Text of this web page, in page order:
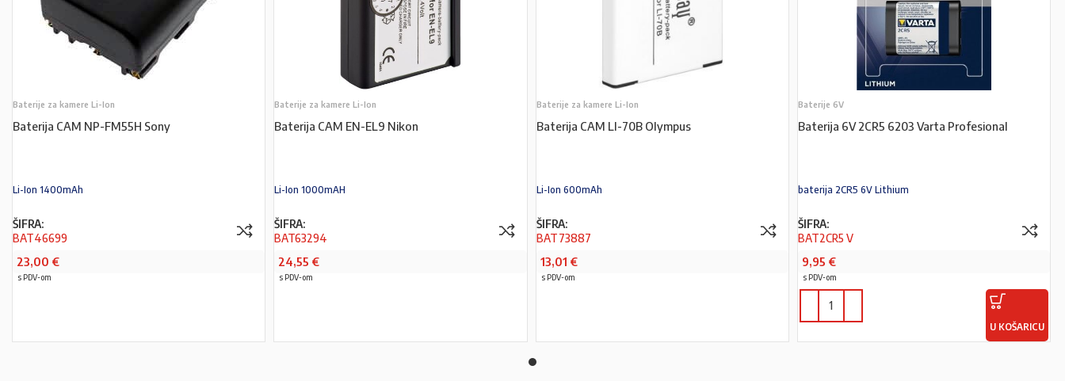
Baterije za kamere Li-Ion
Baterija CAM NP-FM55H Sony
Li-Ion 1400mAh
ŠIFRA:
BAT46699
23,00 €
s PDV-om
Baterije za kamere Li-Ion
Baterija CAM EN-EL9 Nikon
Li-Ion 1000mAH
ŠIFRA:
BAT63294
24,55 €
s PDV-om
Baterije za kamere Li-Ion
Baterija CAM LI-70B Olympus
Li-Ion 600mAh
ŠIFRA:
BAT73887
13,01 €
s PDV-om
Baterije 6V
Baterija 6V 2CR5 6203 Varta Profesional
baterija 2CR5 6V Lithium
ŠIFRA:
BAT2CR5 V
9,95 €
s PDV-om
U KOŠARICU